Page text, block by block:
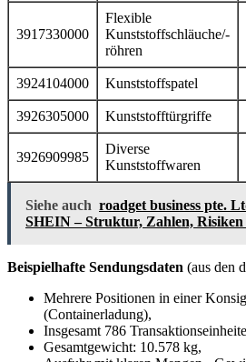
3917330000
Flexible
Kunststoffschläuche/-
röhren
3924104000 Kunststoffspatel
3926305000 Kunststofftürgriffe
3926909985
Diverse
Kunststoffwaren
Siehe auch roadget business pte.
SHEIN – Struktur, Zahlen,
Beispielhafte Sendungsdaten (aus den
Mehrere Positionen in einer
(Containerladung),
Insgesamt 786
Gesamtgewicht: 10.578 kg,